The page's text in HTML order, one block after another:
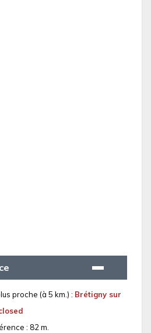
proche (à 5 km.) : Brétigny sur
: 82 m.